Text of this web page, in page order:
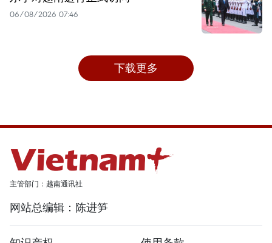
06/08/2026 07:46
下载更多
主管部门：越南通讯社
网站总编辑：陈进笋